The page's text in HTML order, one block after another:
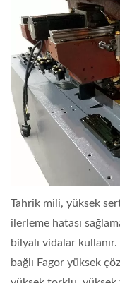
Tahrik mili, yüksek
ilerleme hatası
bilyalı vidalar
bağlı Fagor yüksek